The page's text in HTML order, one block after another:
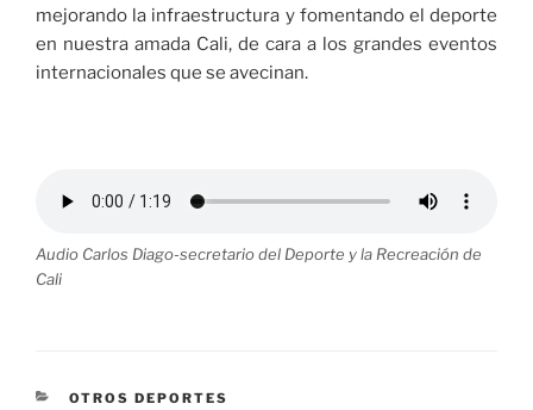
mejorando la infraestructura y fomentando el deporte
en nuestra amada Cali, de cara a los grandes eventos
internacionales que se avecinan.
Audio Carlos Diago-secretario del Deporte y la Recreación de
Cali
CATEGORÍAS
OTROS DEPORTES